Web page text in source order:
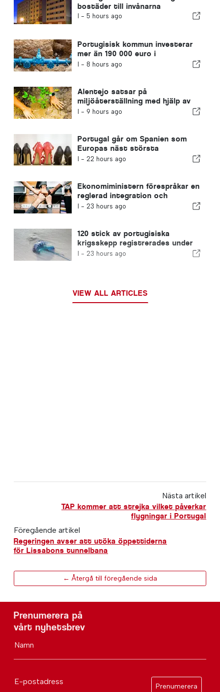
bostäder till invånarna
I - 5 hours ago
Portugisisk kommun investerar
mer än 190 000 euro i
vattenförsörjningen
I - 8 hours ago
Alentejo satsar på
miljöåterställning med hjälp av
EU-medel
I - 9 hours ago
Portugal går om Spanien som
Europas näst största
skotillverkare
I - 22 hours ago
Ekonomiministern förespråkar en
reglerad integration och
garanterar en snabbare väg för
I - 23 hours ago
120 stick av portugisiska
krigsskepp registrerades under
en enda dag
I - 23 hours ago
VIEW ALL ARTICLES
Nästa artikel
TAP kommer att strejka vilket påverkar
flygningar i Portugal
Föregående artikel
Regeringen avser att utöka öppettiderna
för Lissabons tunnelbana
← Återgå till föregående sida
Prenumerera på
vårt nyhetsbrev
Namn
E-postadress
Prenumerera